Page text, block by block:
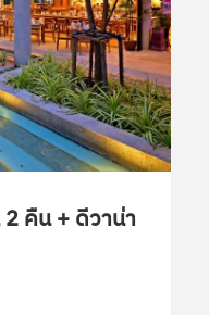
คืน + ดีวาน่า